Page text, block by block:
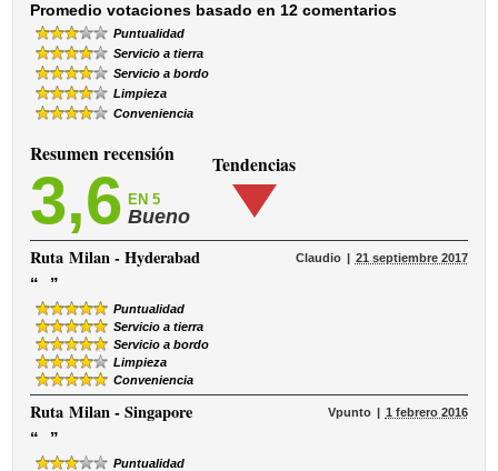
Promedio votaciones basado en 12 comentarios
Puntualidad
Servicio a tierra
Servicio a bordo
Limpieza
Conveniencia
Resumen recensión
3,6 EN 5
Bueno
Tendencias
RutaMilan - Hyderabad Claudio 21 septiembre 2017
“ ”
Puntualidad
Servicio a tierra
Servicio a bordo
Limpieza
Conveniencia
RutaMilan - Singapore Vpunto 1 febrero 2016
“ ”
Puntualidad